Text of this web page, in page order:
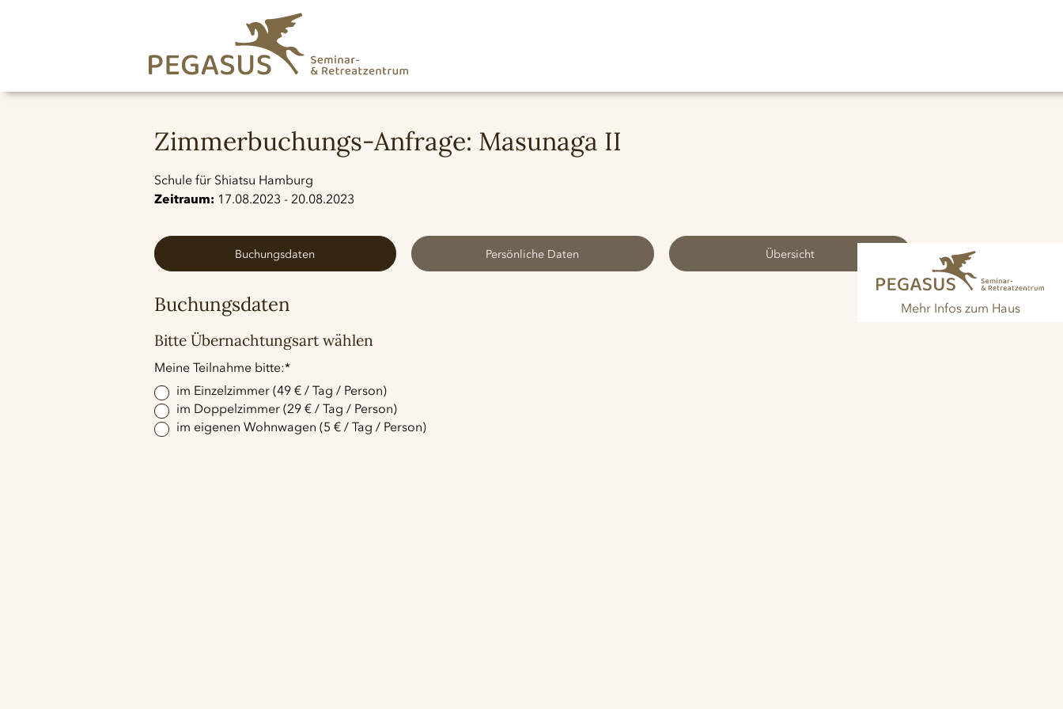
Zimmerbuchungs-Anfrage: Masunaga II
Schule für Shiatsu Hamburg
Zeitraum:17.08.2023 - 20.08.2023
Buchungsdaten Persönliche Daten Übersicht
Buchungsdaten
Bitte Übernachtungsart wählen
Pflichtfeld
Meine Teilnahme bitte:*
im Einzelzimmer (49 € / Tag / Person)
im Doppelzimmer (29 € / Tag / Person)
im eigenen Wohnwagen (5 € / Tag / Person)
Mehr Infos zum Haus